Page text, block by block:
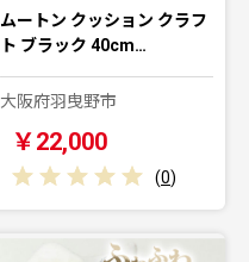
ムートン クッション クラフ
ト ブラック 40cm…
大阪府羽曳野市
￥22,000
(0)